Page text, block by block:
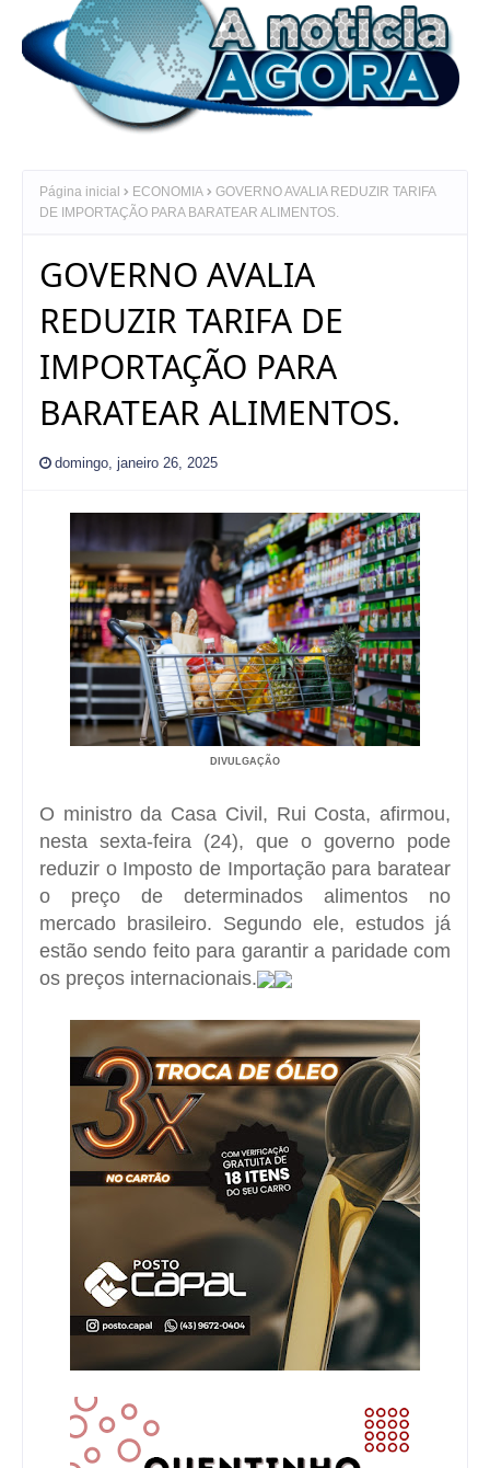
Página inicial ECONOMIA
GOVERNO AVALIA REDUZIR TARIFA
DE IMPORTAÇÃO PARA BARATEAR ALIMENTOS.
GOVERNO AVALIA
REDUZIR TARIFA DE
IMPORTAÇÃO PARA
BARATEAR ALIMENTOS.
domingo, janeiro 26, 2025
DIVULGAÇÃO
O ministro da Casa Civil, Rui Costa, afirmou,
nesta sexta-feira (24), que o governo pode
reduzir o Imposto de Importação para baratear
o preço de determinados alimentos no
mercado brasileiro. Segundo ele, estudos já
estão sendo feito para garantir a paridade com
os preços internacionais.